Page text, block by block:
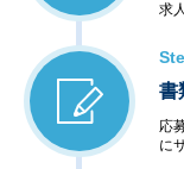
求
書
応
に